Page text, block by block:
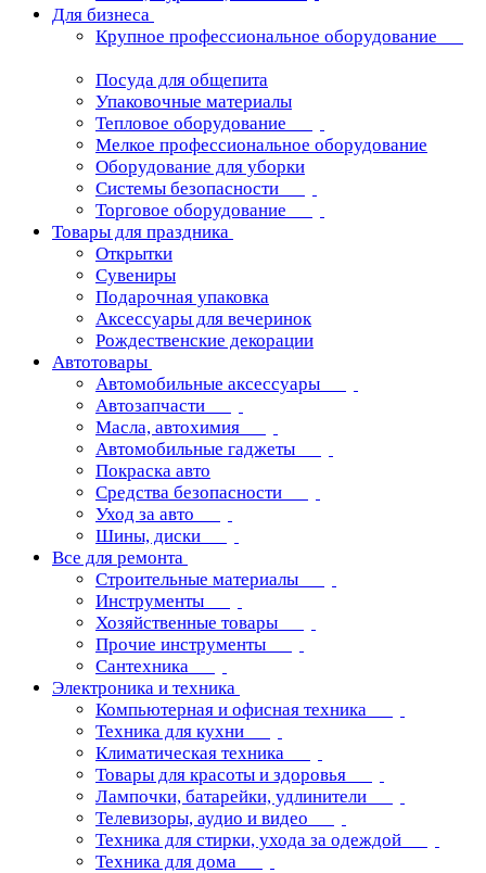
Для бизнеса
Крупное профессиональное оборудование
Посуда для общепита
Упаковочные материалы
Тепловое оборудование
Мелкое профессиональное оборудование
Оборудование для уборки
Системы безопасности
Торговое оборудование
Товары для праздника
Открытки
Сувениры
Подарочная упаковка
Аксессуары для вечеринок
Рождественские декорации
Автотовары
Автомобильные аксессуары
Автозапчасти
Масла, автохимия
Автомобильные гаджеты
Покраска авто
Средства безопасности
Уход за авто
Шины, диски
Все для ремонта
Строительные материалы
Инструменты
Хозяйственные товары
Прочие инструменты
Сантехника
Электроника и техника
Компьютерная и офисная техника
Техника для кухни
Климатическая техника
Товары для красоты и здоровья
Лампочки, батарейки, удлинители
Телевизоры, аудио и видео
Техника для стирки, ухода за одеждой
Техника для дома